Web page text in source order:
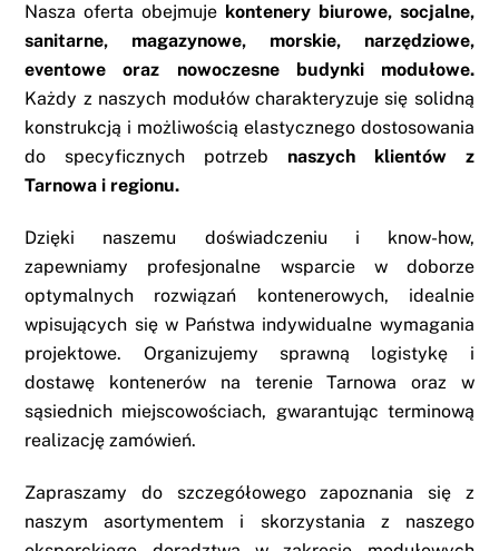
Nasza oferta obejmuje kontenery biurowe, socjalne,
sanitarne, magazynowe, morskie, narzędziowe,
eventowe oraz nowoczesne budynki modułowe.
Każdy z naszych modułów charakteryzuje się solidną
konstrukcją i możliwością elastycznego dostosowania
do specyficznych potrzeb naszych klientów z
Tarnowa i regionu.
Dzięki naszemu doświadczeniu i know-how,
zapewniamy profesjonalne wsparcie w doborze
optymalnych rozwiązań kontenerowych, idealnie
wpisujących się w Państwa indywidualne wymagania
projektowe. Organizujemy sprawną logistykę i
dostawę kontenerów na terenie Tarnowa oraz w
sąsiednich miejscowościach, gwarantując terminową
realizację zamówień.
Zapraszamy do szczegółowego zapoznania się z
naszym asortymentem i skorzystania z naszego